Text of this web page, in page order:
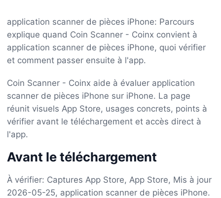
application scanner de pièces iPhone: Parcours
explique quand Coin Scanner - Coinx convient à
application scanner de pièces iPhone, quoi vérifier
et comment passer ensuite à l'app.
Coin Scanner - Coinx aide à évaluer application
scanner de pièces iPhone sur iPhone. La page
réunit visuels App Store, usages concrets, points à
vérifier avant le téléchargement et accès direct à
l'app.
Avant le téléchargement
À vérifier: Captures App Store, App Store, Mis à jour
2026-05-25, application scanner de pièces iPhone.